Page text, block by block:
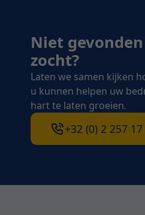
Niet
zocht?
Laten we samen kijken
u kunnen helpen uw
hart te laten groeien.
+32 (0) 2 257